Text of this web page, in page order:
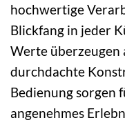
hochwertige
Blickfang in jeder
Werte überzeugen
durchdachte
Bedienung sorgen
angenehmes